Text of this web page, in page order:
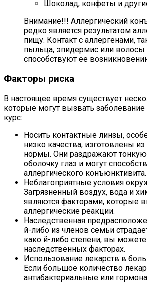
Шоколад, конфеты и
Внимание!!! Аллергический
редко является результатом
пищу. Контакт с аллергенами,
пыльца, эпидермис или
способствуют ее
Факторы риска
В настоящее время существует
которые могут вызвать
курс:
Носить контактные линзы,
низко качества, изготовлены
нормы. Они раздражают
оболочку глаз и могут
аллергического конъюнктивита.
Неблагоприятные условия
Загрязненный воздух, вода и
являются факторами, которые
аллергические реакции.
Наследственная
й-либо из членов семьи
како й-либо степени, вы
наследственных факторах.
Использование лекарств в
Если большое количество
антибактериальные или